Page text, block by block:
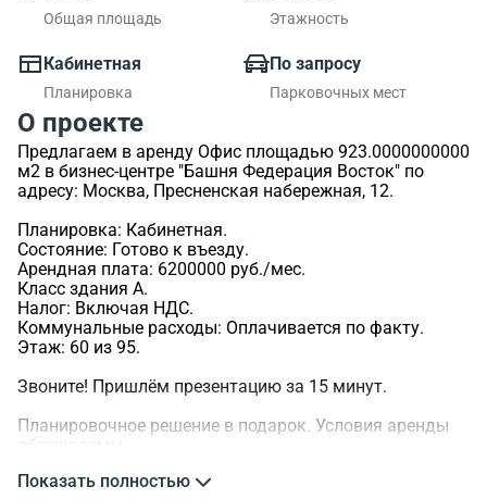
Общая площадь Этажность
Кабинетная
Планировка
По запросу
Парковочных мест
О проекте
Предлагаем в аренду Офис площадью 923.0000000000
м2 в бизнес-центре "Башня Федерация Восток" по
адресу: Москва, Пресненская набережная, 12.
Планировка: Кабинетная.
Состояние: Готово к въезду.
Арендная плата: 6200000 руб./мес.
Класс здания A.
Налог: Включая НДС.
Коммунальные расходы: Оплачивается по факту.
Этаж: 60 из 95.
Звоните! Пришлём презентацию за 15 минут.
Планировочное решение в подарок. Условия аренды
обсуждаемы.
>ID объекта - 46865.
Показать полностью